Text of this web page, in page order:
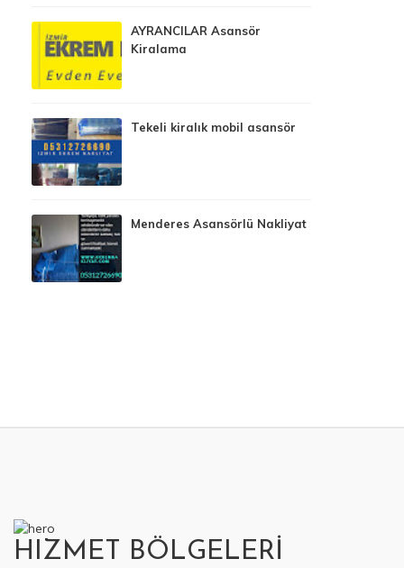
AYRANCILAR Asansör
Kiralama
Tekeli kiralık mobil asansör
Menderes Asansörlü Nakliyat
HIZMET BÖLGELERİ